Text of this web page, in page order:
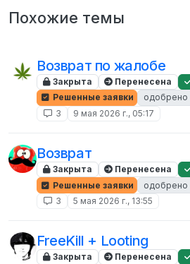
Похожие темы
Возврат по жалобе
Закрыта Перенесена
Решенные заявки
одобрено
3
9 мая 2026 г., 05:17
Возврат
Закрыта Перенесена
Решенные заявки
одобрено
3
5 мая 2026 г., 13:55
FreeKill + Looting
Закрыта Перенесена